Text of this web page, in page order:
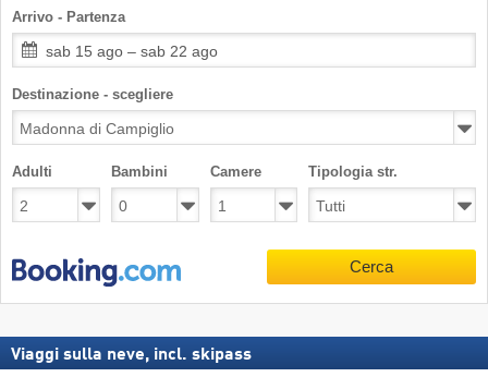
Arrivo - Partenza
sab 15 ago – sab 22 ago
Destinazione - scegliere
Adulti Bambini Camere Tipologia str.
Cerca
Viaggi sulla neve, incl. skipass